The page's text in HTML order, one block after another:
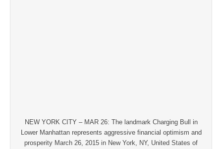
NEW YORK CITY – MAR 26: The landmark Charging Bull in
Lower Manhattan represents aggressive financial optimism and
prosperity March 26, 2015 in New York, NY, United States of